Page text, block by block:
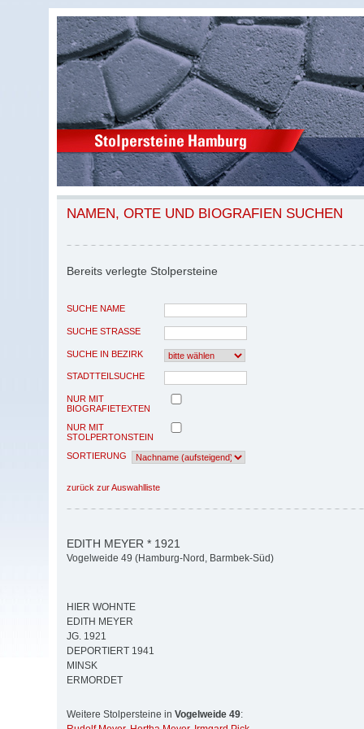
NAMEN, ORTE UND BIOGRAFIEN SUCHEN
Bereits verlegte Stolpersteine
SUCHE NAME
SUCHE STRASSE
SUCHE IN BEZIRK
STADTTEILSUCHE
NUR MIT
BIOGRAFIETEXTEN
NUR MIT
STOLPERTONSTEIN
SORTIERUNG
zurück zur Auswahlliste
EDITH MEYER * 1921
Vogelweide 49 (Hamburg-Nord, Barmbek-Süd)
HIER WOHNTE
EDITH MEYER
JG. 1921
DEPORTIERT 1941
MINSK
ERMORDET
Weitere Stolpersteine in Vogelweide 49: